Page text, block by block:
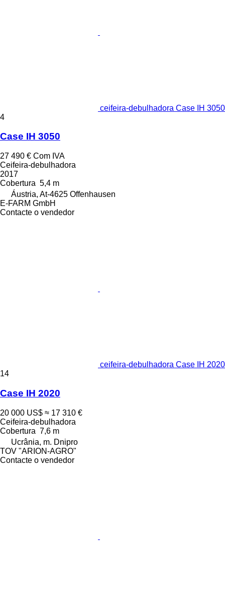
ceifeira-debulhadora Case IH 3050
4
Case IH 3050
27 490 € Com IVA
Ceifeira-debulhadora
2017
Cobertura 5,4 m
Áustria, At-4625 Offenhausen
E-FARM GmbH
Contacte o vendedor
ceifeira-debulhadora Case IH 2020
14
Case IH 2020
20 000 US$ ≈ 17 310 €
Ceifeira-debulhadora
Cobertura 7,6 m
Ucrânia, m. Dnipro
TOV "ARION-AGRO"
Contacte o vendedor